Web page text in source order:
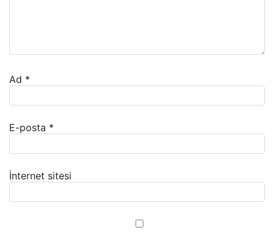
Ad *
E-posta *
İnternet sitesi